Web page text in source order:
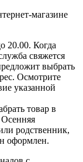
магазине
20.00. Когда
свяжется
выбрать
Осмотрите
указанной
товар в
родственник,
оформлен.